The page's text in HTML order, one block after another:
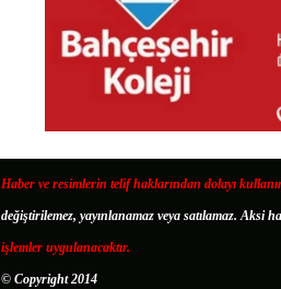
Haber ve resimlerin telif haklarından dolayı
değiştirilemez, yayınlanamaz veya satılamaz. Aksi
işlemler uygulanacaktır.
© Copyright 2014